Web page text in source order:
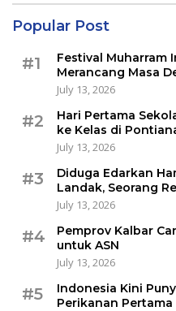
Popular Post
#1
Festival Muharram
Merancang Masa
July 13, 2026
#2
Hari Pertama
ke Kelas di
July 13, 2026
#3
Diduga Edarkan
Landak, Seorang
July 13, 2026
#4
Pemprov Kalbar
untuk ASN
July 13, 2026
#5
Indonesia Kini
Perikanan